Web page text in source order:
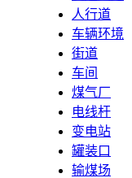
人行道
车辆环境
街道
车间
煤气厂
电线杆
变电站
罐装口
输煤场